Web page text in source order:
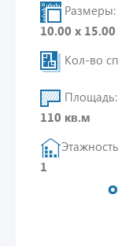
Размеры:
10.00 х
Кол-во
Площадь:
110 кв.м
1